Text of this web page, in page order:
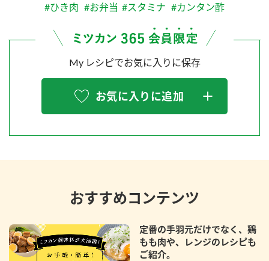
#ひき肉 #お弁当 #スタミナ #カンタン酢
My レシピでお気に入りに保存
お気に入りに追加
おすすめコンテンツ
定番の手羽元だけでなく、鶏
もも肉や、レンジのレシピも
ご紹介。